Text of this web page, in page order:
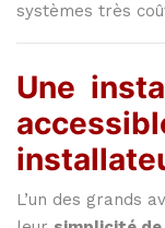
systèmes très
Une
L’un des grands